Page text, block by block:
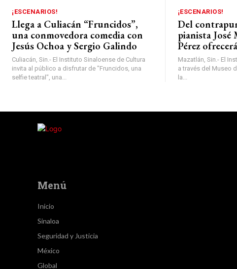
¡ESCENARIOS!
Llega a Culiacán “Fruncidos”,
una conmovedora comedia con
Jesús Ochoa y Sergio Galindo
Culiacán, Sin.- El Instituto Sinaloense de Cultura
invita al público a disfrutar de "Fruncidos, una
selfie teatral", una...
¡ESCENARIOS!
Del
pianista
Pérez
Mazatlán, Sin.- El
a través del Museo
la...
Menú
Inicio
Sinaloa
Seguridad y Justicia
México
Global